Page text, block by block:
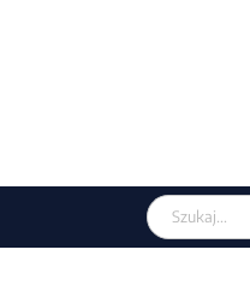
Szukaj w sklepie